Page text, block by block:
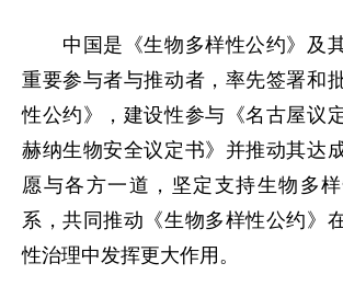
中国是《生物多样性公约》及
重要参与者与推动者，率先签署和
性公约》，建设性参与《名古屋议
赫纳生物安全议定书》并推动其达
愿与各方一道，坚定支持生物多
系，共同推动《生物多样性公约》
性治理中发挥更大作用。